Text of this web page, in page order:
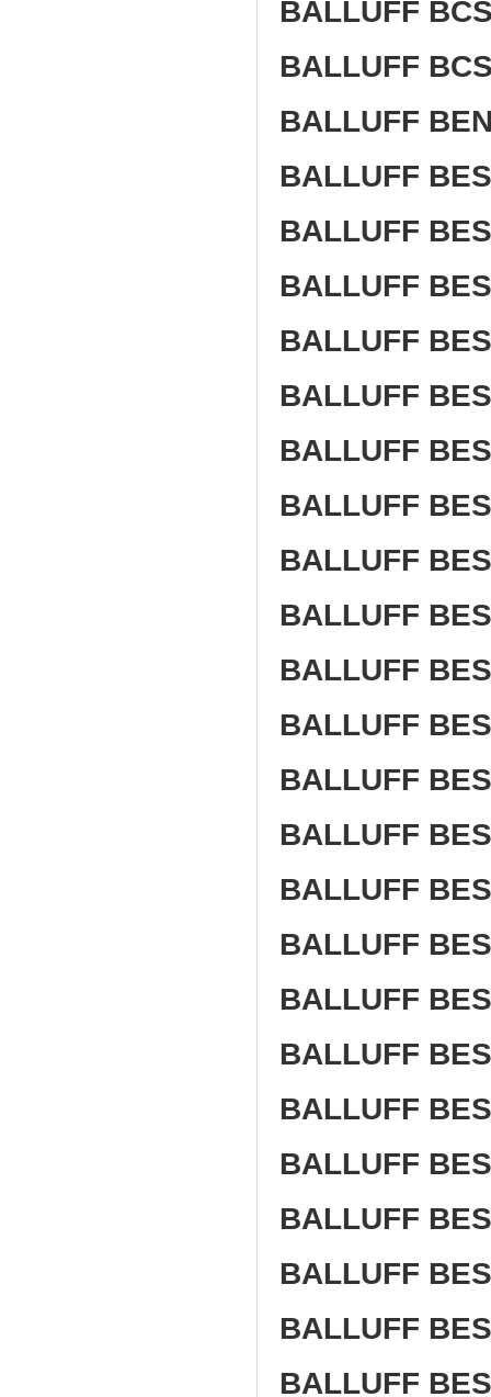
BALLUFF
BALLUFF
BALLUFF
BALLUFF
BALLUFF
BALLUFF
BALLUFF
BALLUFF
BALLUFF
BALLUFF
BALLUFF
BALLUFF
BALLUFF
BALLUFF
BALLUFF
BALLUFF
BALLUFF
BALLUFF
BALLUFF
BALLUFF
BALLUFF
BALLUFF
BALLUFF
BALLUFF
BALLUFF
BALLUFF